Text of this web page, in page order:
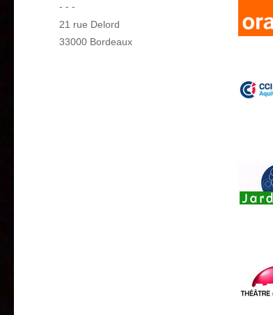
- - -
21 rue Delord
33000 Bordeaux